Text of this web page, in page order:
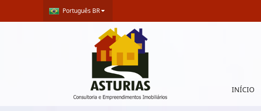
Português BR
INÍCIO